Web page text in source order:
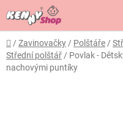
na
obsah
Domů
/ Zavinovačky / Polštáře /
Střední polštář / Povlak -
nachovými puntíky